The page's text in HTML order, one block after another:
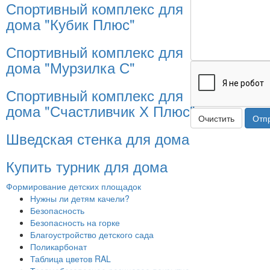
Спортивный комплекс для
дома "Кубик Плюс"
Спортивный комплекс для
дома "Мурзилка С"
Спортивный комплекс для
дома "Счастливчик Х Плюс"
Шведская стенка для дома
Купить турник для дома
Формирование детских площадок
Нужны ли детям качели?
Безопасность
Безопасность на горке
Благоустройство детского сада
Поликарбонат
Таблица цветов RAL
Очистить